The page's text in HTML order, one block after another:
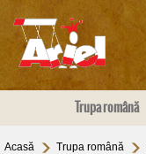
Trupa română
Acasă Trupa română